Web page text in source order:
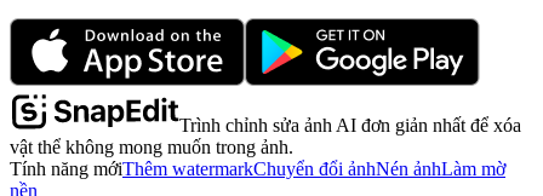
Trình chỉnh sửa ảnh AI đơn giản nhất để xóa
vật thể không mong muốn trong ảnh.
Tính năng mớiThêm watermarkChuyển đổi ảnhNén ảnhLàm mờ
nền